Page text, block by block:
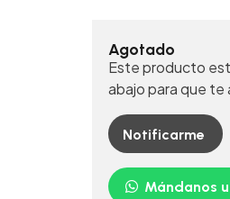
Agotado
Este producto
abajo para que te
Notificarme
Mándanos